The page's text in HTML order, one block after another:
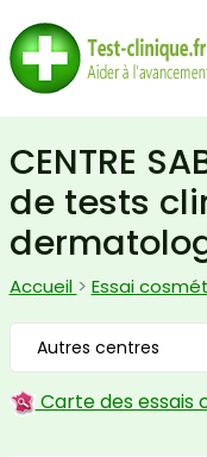
CENTRE
de tests
Accueil > Essai
Carte des essais